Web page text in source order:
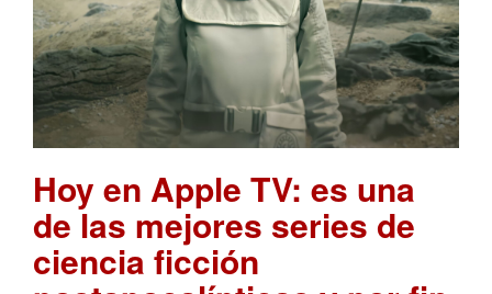
Hoy en Apple TV: es una
de las mejores series de
ciencia ficción